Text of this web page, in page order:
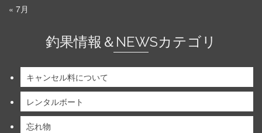
« 7月
釣果情報＆NEWSカテゴリ
キャンセル料について
レンタルボート
忘れ物